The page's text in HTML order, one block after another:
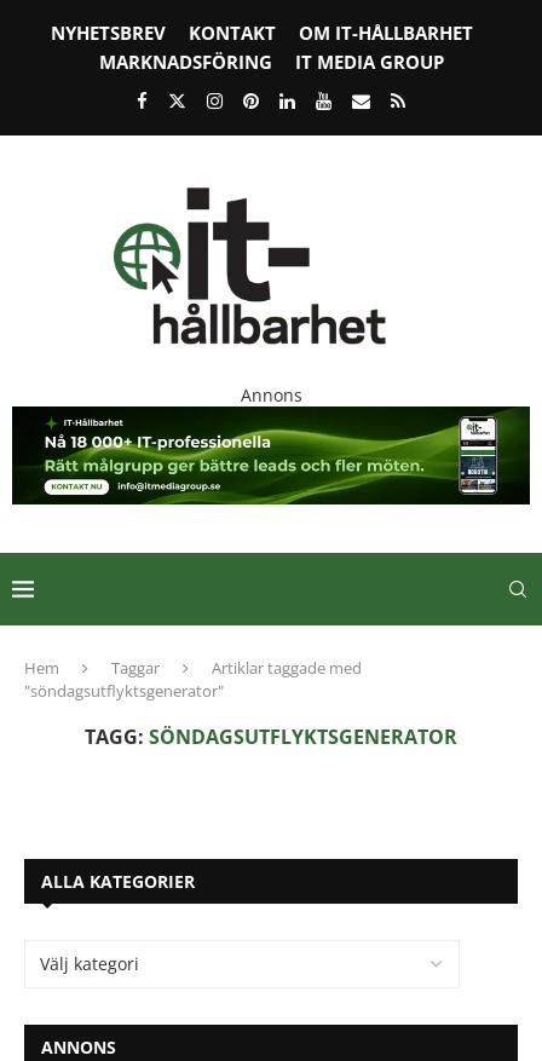
NYHETSBREV KONTAKT
OM IT-HÅLLBARHET
MARKNADSFÖRING
IT MEDIA GROUP
Annons
Hem Taggar
Artiklar taggade med
"söndagsutflyktsgenerator"
TAGG: SÖNDAGSUTFLYKTSGENERATOR
ALLA KATEGORIER
ANNONS